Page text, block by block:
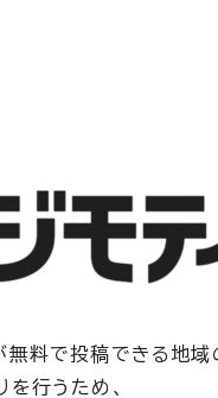
無料で投稿できる地域
行うため、